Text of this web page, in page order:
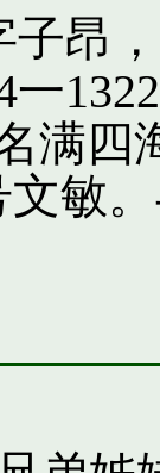
子昂
一
满四
文敏